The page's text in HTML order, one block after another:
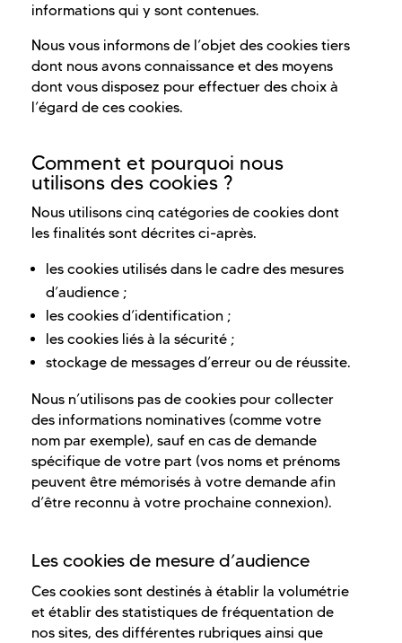
informations qui y sont contenues.
Nous vous informons de l’objet des cookies tiers
dont nous avons connaissance et des moyens
dont vous disposez pour effectuer des choix à
l’égard de ces cookies.
Comment et pourquoi nous
utilisons des cookies ?
Nous utilisons cinq catégories de cookies dont
les finalités sont décrites ci-après.
les cookies utilisés dans le cadre des mesures
d’audience ;
les cookies d’identification ;
les cookies liés à la sécurité ;
stockage de messages d’erreur ou de réussite.
Nous n’utilisons pas de cookies pour collecter
des informations nominatives (comme votre
nom par exemple), sauf en cas de demande
spécifique de votre part (vos noms et prénoms
peuvent être mémorisés à votre demande afin
d’être reconnu à votre prochaine connexion).
Les cookies de mesure d’audience
Ces cookies sont destinés à établir la volumétrie
et établir des statistiques de fréquentation de
nos sites, des différentes rubriques ainsi que